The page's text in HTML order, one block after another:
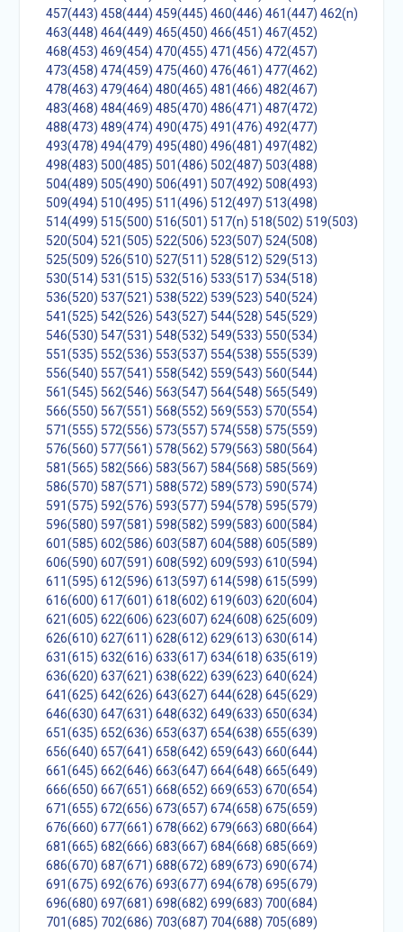
457(443) 458(444) 459(445) 460(446) 461(447) 462(n)
463(448) 464(449) 465(450) 466(451) 467(452)
468(453) 469(454) 470(455) 471(456) 472(457)
473(458) 474(459) 475(460) 476(461) 477(462)
478(463) 479(464) 480(465) 481(466) 482(467)
483(468) 484(469) 485(470) 486(471) 487(472)
488(473) 489(474) 490(475) 491(476) 492(477)
493(478) 494(479) 495(480) 496(481) 497(482)
498(483) 500(485) 501(486) 502(487) 503(488)
504(489) 505(490) 506(491) 507(492) 508(493)
509(494) 510(495) 511(496) 512(497) 513(498)
514(499) 515(500) 516(501) 517(n) 518(502) 519(503)
520(504) 521(505) 522(506) 523(507) 524(508)
525(509) 526(510) 527(511) 528(512) 529(513)
530(514) 531(515) 532(516) 533(517) 534(518)
536(520) 537(521) 538(522) 539(523) 540(524)
541(525) 542(526) 543(527) 544(528) 545(529)
546(530) 547(531) 548(532) 549(533) 550(534)
551(535) 552(536) 553(537) 554(538) 555(539)
556(540) 557(541) 558(542) 559(543) 560(544)
561(545) 562(546) 563(547) 564(548) 565(549)
566(550) 567(551) 568(552) 569(553) 570(554)
571(555) 572(556) 573(557) 574(558) 575(559)
576(560) 577(561) 578(562) 579(563) 580(564)
581(565) 582(566) 583(567) 584(568) 585(569)
586(570) 587(571) 588(572) 589(573) 590(574)
591(575) 592(576) 593(577) 594(578) 595(579)
596(580) 597(581) 598(582) 599(583) 600(584)
601(585) 602(586) 603(587) 604(588) 605(589)
606(590) 607(591) 608(592) 609(593) 610(594)
611(595) 612(596) 613(597) 614(598) 615(599)
616(600) 617(601) 618(602) 619(603) 620(604)
621(605) 622(606) 623(607) 624(608) 625(609)
626(610) 627(611) 628(612) 629(613) 630(614)
631(615) 632(616) 633(617) 634(618) 635(619)
636(620) 637(621) 638(622) 639(623) 640(624)
641(625) 642(626) 643(627) 644(628) 645(629)
646(630) 647(631) 648(632) 649(633) 650(634)
651(635) 652(636) 653(637) 654(638) 655(639)
656(640) 657(641) 658(642) 659(643) 660(644)
661(645) 662(646) 663(647) 664(648) 665(649)
666(650) 667(651) 668(652) 669(653) 670(654)
671(655) 672(656) 673(657) 674(658) 675(659)
676(660) 677(661) 678(662) 679(663) 680(664)
681(665) 682(666) 683(667) 684(668) 685(669)
686(670) 687(671) 688(672) 689(673) 690(674)
691(675) 692(676) 693(677) 694(678) 695(679)
696(680) 697(681) 698(682) 699(683) 700(684)
701(685) 702(686) 703(687) 704(688) 705(689)